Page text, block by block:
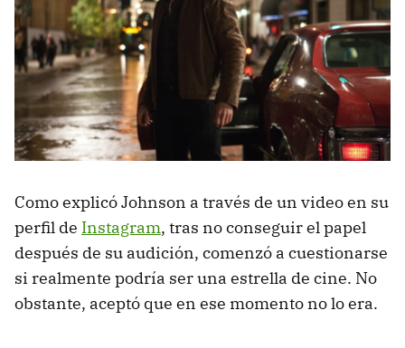
Como explicó Johnson a través de un video en su
perfil de Instagram, tras no conseguir el papel
después de su audición, comenzó a cuestionarse
si realmente podría ser una estrella de cine. No
obstante, aceptó que en ese momento no lo era.